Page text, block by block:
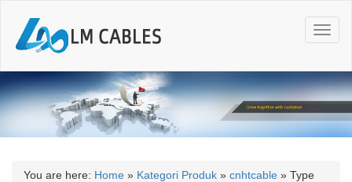
T
o
g
l
n
a
You are here: Home » Kategori Produk » cnhtcable » Type